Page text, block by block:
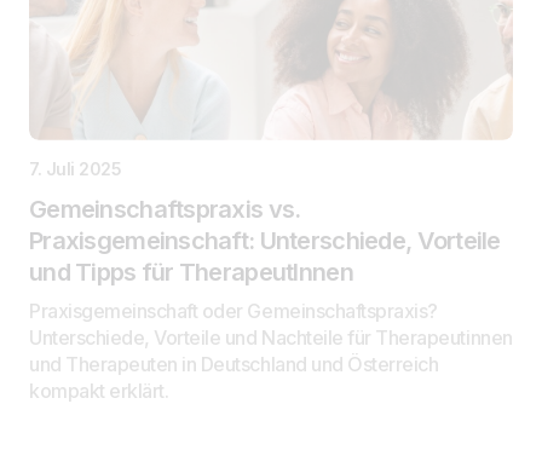
7. Juli 2025
Gemeinschaftspraxis vs.
Praxisgemeinschaft: Unterschiede, Vorteile
und Tipps für TherapeutInnen
Praxisgemeinschaft oder Gemeinschaftspraxis?
Unterschiede, Vorteile und Nachteile für Therapeutinnen
und Therapeuten in Deutschland und Österreich
kompakt erklärt.